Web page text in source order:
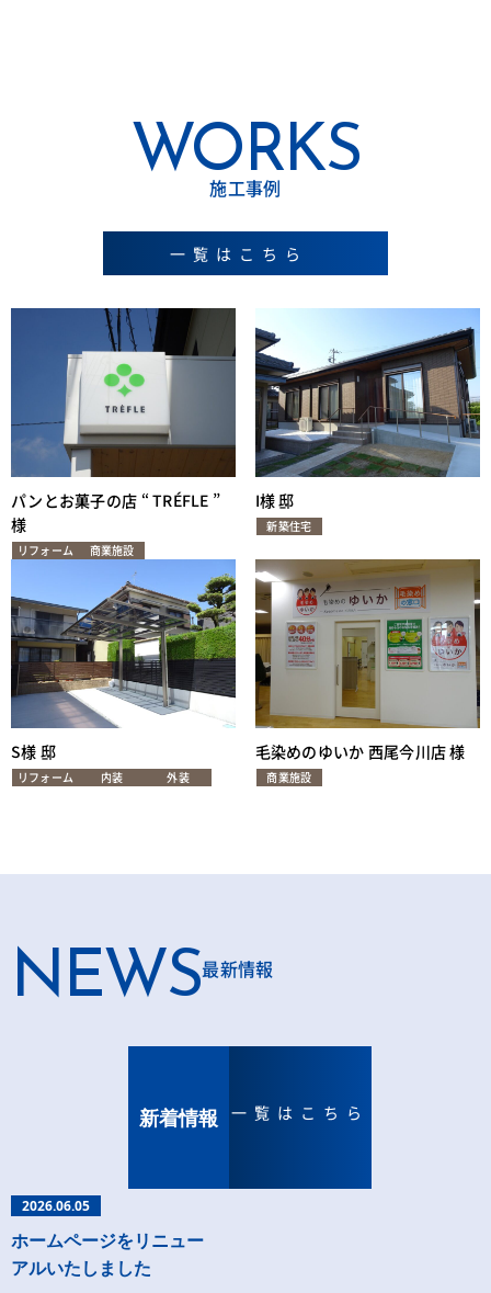
WORKS
施工事例
一覧はこちら
パンとお菓子の店 “ TRÉFLE ”
様
リフォーム 商業施設
I様 邸
新築住宅
S様 邸
リフォーム 内装 外装
毛染めのゆいか 西尾今川店 様
商業施設
NEWS最新情報
新着情報 一覧はこちら
2026.06.05
ホームページをリニュー
アルいたしました